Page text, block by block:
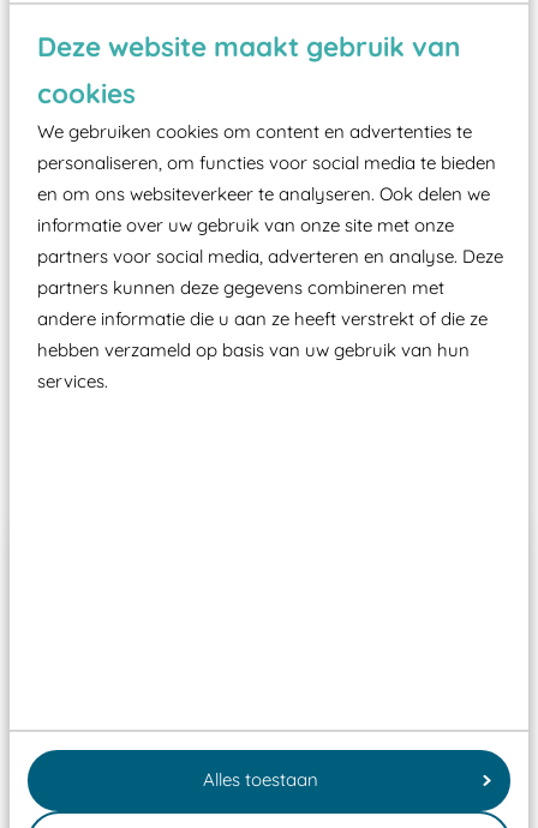
Deze website maakt gebruik van
cookies
We gebruiken cookies om content en advertenties te
personaliseren, om functies voor social media te bieden
en om ons websiteverkeer te analyseren. Ook delen we
informatie over uw gebruik van onze site met onze
partners voor social media, adverteren en analyse. Deze
partners kunnen deze gegevens combineren met
andere informatie die u aan ze heeft verstrekt of die ze
hebben verzameld op basis van uw gebruik van hun
services.
Alles toestaan
Wist je dat:
Vanaf een valhoogte van 1,5 meter een speciale
valondergrond onder speeltoestellen verplicht is
zoals kunstgras, rubber tegels of boomschors?
Elk speeltoestel in de openbare ruimte voorzien
moet zijn van een typekeuring, -plaatje en
certificering, uitgegeven door een Nederlands
aangewezen keuringsinstantie?
Wij ook speeltoestellen kunnen laten keuren zodat
ze toch binnen het Warenwetbesluit Attractie- en
Speeltoestellen vallen?